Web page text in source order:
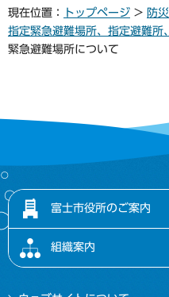
現在位置： トップページ > 防
指定緊急避難場所、指定避難所
緊急避難場所について
富士市役所のご案内
組織案内